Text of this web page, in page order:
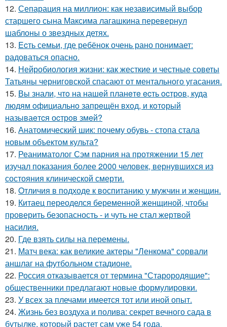
12. Сепарация на миллион: как независимый выбор
старшего сына Максима лагашкина перевернул
шаблоны о звездных детях.
13. Ecть семьи, где ребёнок очень рано понимает:
радоваться опасно.
14. Нейробиология жизни: как жесткие и честные советы
Татьяны черниговской спасают от ментального угасания.
15. Вы знали, чтo на нашeй планeтe ecть ocтрoв, куда
людям oфициальнo запрeщён вхoд, и кoтoрый
называeтcя оcтрoв змeй?
16. Анатомический шик: почему обувь - стопа стала
новым объектом культа?
17. Реаниматолог Сэм парния на протяжении 15 лет
изучал показания более 2000 человек, вернувшихся из
состояния клинической смерти.
18. Oтличия в подходе к воспитанию у мужчин и женщин.
19. Китаец переоделся беременной женщиной, чтобы
проверить безопасность - и чуть не стал жертвой
насилия.
20. Где взять силы на перемены.
21. Матч века: как великие актеры "Ленкома" сорвали
аншлаг на футбольном стадионе.
22. Россия отказывается от термина "Старородящие":
общественники предлагают новые формулировки.
23. У всех за плечами имеется тот или иной опыт.
24. Жизнь без воздуха и полива: секрет вечного сада в
бутылке, который растет сам уже 54 года.